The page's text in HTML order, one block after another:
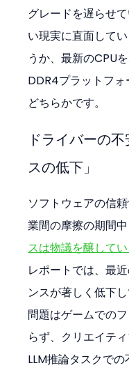
グレードを遅らせ
い現実に直面して
うか、最新のCPU
DDR4プラットフ
どちらかです。
ドライバーの
スの低下」
ソフトウェアの信
業間の摩擦の期間中
スは物議を醸してい
レポートでは、最
ンスが著しく低下
問題はゲームでの
らず、クリエイテ
LLM推論タスクでの